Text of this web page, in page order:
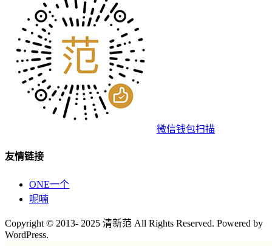
微信钱包扫描
友情链接
ONE一个
呢喃
Copyright © 2013- 2025 清新范 All Rights Reserved. Powered by
WordPress.